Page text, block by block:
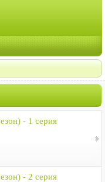
- 1 серия
- 2 серия